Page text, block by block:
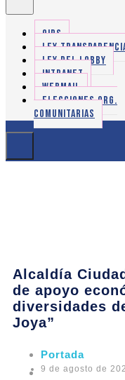
OIRS
LEY
LEY DEL LOBBY
INTRANET
WEBMAIL
ELECCIONES ORG.
COMUNITARIAS
Alcaldía
de apoyo
diversidades
Joya”
Portada
9 de agosto de